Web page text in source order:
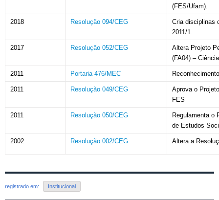
(FES/Ufam).
2018 Resolução 094/CEG
Cria disciplinas
2011/1.
2017 Resolução 052/CEG
Altera Projeto
(FA04) –
2011 Portaria 476/MEC
2011 Resolução 049/CEG
Aprova o
FES
2011 Resolução 050/CEG
Regulamenta o
de Estudos
2002 Resolução 002/CEG Altera a
registrado em: Institucional